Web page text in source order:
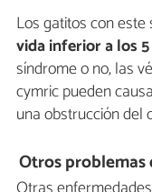
Los gatitos con
vida inferior a los
síndrome o no, las
cymric pueden
una obstrucción del
Otros